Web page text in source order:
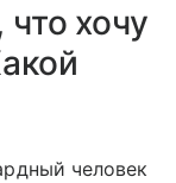
хочу
человек